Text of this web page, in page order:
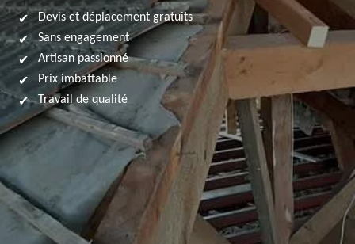
Devis et déplacement gratuits
Sans engagement
Artisan passionné
Prix imbattable
Travail de qualité